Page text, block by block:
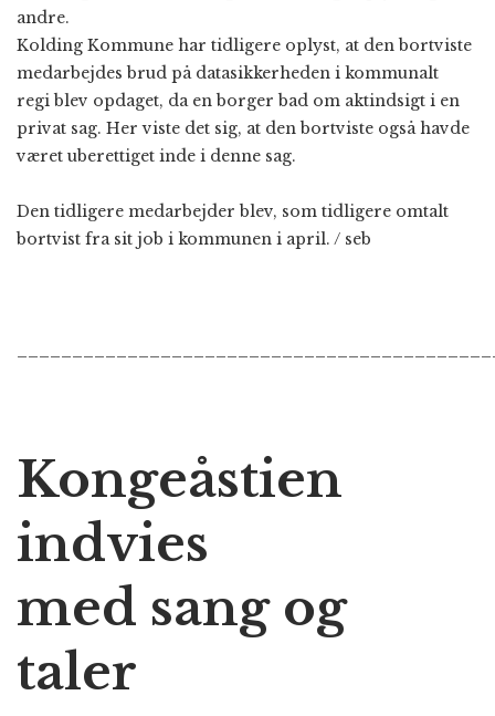
andre.
Kolding Kommune har tidligere oplyst, at den bortviste
medarbejdes brud på datasikkerheden i kommunalt
regi blev opdaget, da en borger bad om aktindsigt i en
privat sag. Her viste det sig, at den bortviste også havde
været uberettiget inde i denne sag.
Den tidligere medarbejder blev, som tidligere omtalt
bortvist fra sit job i kommunen i april. / seb
Kongeåstien
indvies
med sang og
taler